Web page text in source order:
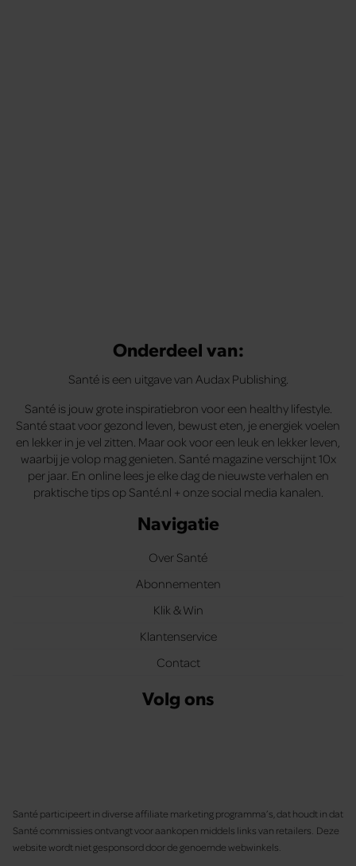
Onderdeel van:
Santé is een uitgave van Audax Publishing.
Santé is jouw grote inspiratiebron voor een healthy lifestyle.
Santé staat voor gezond leven, bewust eten, je energiek voelen
en lekker in je vel zitten. Maar ook voor een leuk en lekker leven,
waarbij je volop mag genieten. Santé magazine verschijnt 10x
per jaar. En online lees je elke dag de nieuwste verhalen en
praktische tips op Santé.nl + onze social media kanalen.
Navigatie
Over Santé
Abonnementen
Klik & Win
Klantenservice
Contact
Volg ons
Santé participeert in diverse affiliate marketing programma’s, dat houdt in dat
Santé commissies ontvangt voor aankopen middels links van retailers. Deze
website wordt niet gesponsord door de genoemde webwinkels.